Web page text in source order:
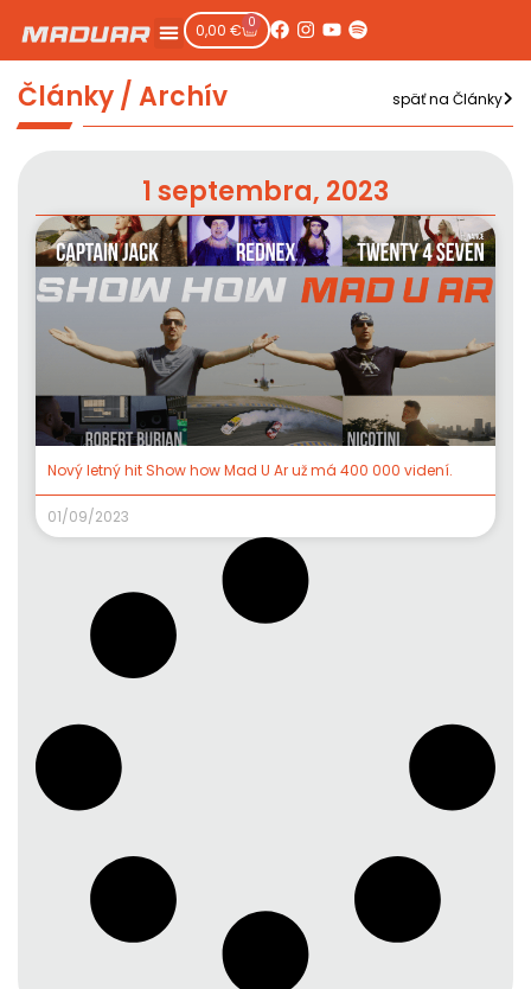
0,00 € 0
Články / Archív späť na Články
1 septembra, 2023
Nový letný hit Show how Mad U Ar už má 400 000 videní.
01/09/2023